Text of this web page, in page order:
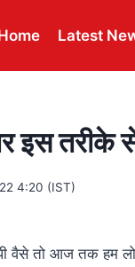
Latest
इस तरीके
4:20 (IST)
वैसे तो आज तक हम